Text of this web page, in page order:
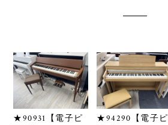
★90931【電子ピ
★94290【電子ピ